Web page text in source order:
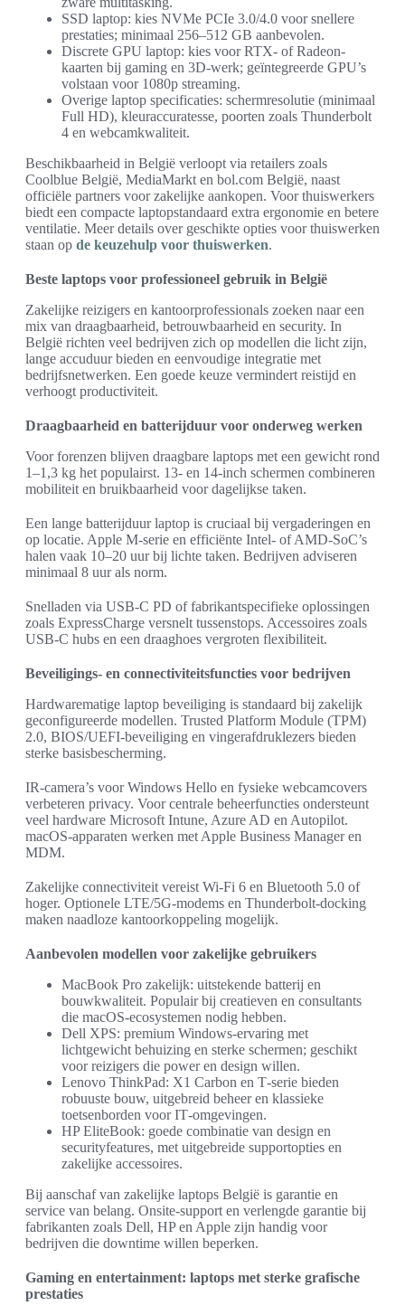
SSD laptop: kies NVMe PCIe 3.0/4.0 voor snellere
prestaties; minimaal 256–512 GB aanbevolen.
Discrete GPU laptop: kies voor RTX- of Radeon-
kaarten bij gaming en 3D-werk; geïntegreerde GPU’s
volstaan voor 1080p streaming.
Overige laptop specificaties: schermresolutie (minimaal
Full HD), kleuraccuratesse, poorten zoals Thunderbolt
4 en webcamkwaliteit.
Beschikbaarheid in België verloopt via retailers zoals
Coolblue België, MediaMarkt en bol.com België, naast
officiële partners voor zakelijke aankopen. Voor thuiswerkers
biedt een compacte laptopstandaard extra ergonomie en betere
ventilatie. Meer details over geschikte opties voor thuiswerken
staan op de keuzehulp voor thuiswerken.
Beste laptops voor professioneel gebruik in België
Zakelijke reizigers en kantoorprofessionals zoeken naar een
mix van draagbaarheid, betrouwbaarheid en security. In
België richten veel bedrijven zich op modellen die licht zijn,
lange accuduur bieden en eenvoudige integratie met
bedrijfsnetwerken. Een goede keuze vermindert reistijd en
verhoogt productiviteit.
Draagbaarheid en batterijduur voor onderweg werken
Voor forenzen blijven draagbare laptops met een gewicht rond
1–1,3 kg het populairst. 13‑ en 14‑inch schermen combineren
mobiliteit en bruikbaarheid voor dagelijkse taken.
Een lange batterijduur laptop is cruciaal bij vergaderingen en
op locatie. Apple M‑serie en efficiënte Intel‑ of AMD‑SoC’s
halen vaak 10–20 uur bij lichte taken. Bedrijven adviseren
minimaal 8 uur als norm.
Snelladen via USB‑C PD of fabrikantspecifieke oplossingen
zoals ExpressCharge versnelt tussenstops. Accessoires zoals
USB‑C hubs en een draaghoes vergroten flexibiliteit.
Beveiligings- en connectiviteitsfuncties voor bedrijven
Hardwarematige laptop beveiliging is standaard bij zakelijk
geconfigureerde modellen. Trusted Platform Module (TPM)
2.0, BIOS/UEFI‑beveiliging en vingerafdruklezers bieden
sterke basisbescherming.
IR‑camera’s voor Windows Hello en fysieke webcamcovers
verbeteren privacy. Voor centrale beheerfuncties ondersteunt
veel hardware Microsoft Intune, Azure AD en Autopilot.
macOS‑apparaten werken met Apple Business Manager en
MDM.
Zakelijke connectiviteit vereist Wi‑Fi 6 en Bluetooth 5.0 of
hoger. Optionele LTE/5G‑modems en Thunderbolt‑docking
maken naadloze kantoorkoppeling mogelijk.
Aanbevolen modellen voor zakelijke gebruikers
MacBook Pro zakelijk: uitstekende batterij en
bouwkwaliteit. Populair bij creatieven en consultants
die macOS‑ecosystemen nodig hebben.
Dell XPS: premium Windows‑ervaring met
lichtgewicht behuizing en sterke schermen; geschikt
voor reizigers die power en design willen.
Lenovo ThinkPad: X1 Carbon en T‑serie bieden
robuuste bouw, uitgebreid beheer en klassieke
toetsenborden voor IT‑omgevingen.
HP EliteBook: goede combinatie van design en
securityfeatures, met uitgebreide supportopties en
zakelijke accessoires.
Bij aanschaf van zakelijke laptops België is garantie en
service van belang. Onsite‑support en verlengde garantie bij
fabrikanten zoals Dell, HP en Apple zijn handig voor
bedrijven die downtime willen beperken.
Gaming en entertainment: laptops met sterke grafische
prestaties